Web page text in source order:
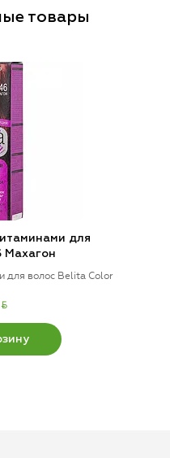
товары
для
Махагон
для волос Belita Color
BYN